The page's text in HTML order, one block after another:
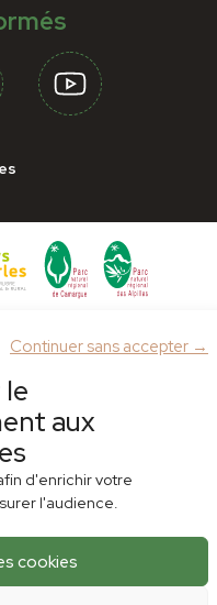
aux
d'enrichir votre
l'audience.
cookies
Continuer sans accepter →
de cookies (UE)